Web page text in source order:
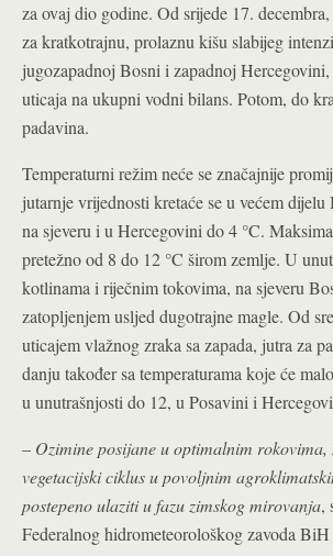
za ovaj dio godine. Od srijede 17.
za kratkotrajnu, prolaznu kišu slabijeg
jugozapadnoj Bosni i zapadnoj
uticaja na ukupni vodni bilans. Potom, do
padavina.
Temperaturni režim neće se značajnije
jutarnje vrijednosti kretaće se u većem
na sjeveru i u Hercegovini do 4 °C.
pretežno od 8 do 12 °C širom zemlje. U
kotlinama i riječnim tokovima, na sjeveru
zatopljenjem usljed dugotrajne magle. Od
uticajem vlažnog zraka sa zapada, jutra za
danju također sa temperaturama koje će
u unutrašnjosti do 12, u Posavini i
– Ozimine posijane u optimalnim rokovima,
vegetacijski ciklus u povoljnim
postepeno ulaziti u fazu zimskog mirovanja,
Federalnog hidrometeorološkog zavoda